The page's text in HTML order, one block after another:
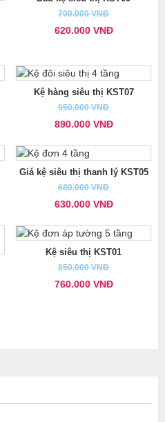
700.000 VNĐ
620.000 VNĐ
Kệ hàng siêu thị KST07
950.000 VNĐ
890.000 VNĐ
Giá kệ siêu thị thanh lý KST05
680.000 VNĐ
630.000 VNĐ
Kệ siêu thị KST01
850.000 VNĐ
760.000 VNĐ